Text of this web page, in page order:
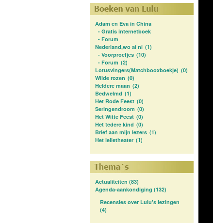
Adam en Eva in China
- Gratis internetboek
- Forum
Nederland,wo ai ni (1)
- Voorproefjes (10)
- Forum (2)
Lotusvingers(Matchbooxboekje) (0)
Wilde rozen (0)
Heldere maan (2)
Bedwelmd (1)
Het Rode Feest (0)
Seringendroom (0)
Het Witte Feest (0)
Het tedere kind (0)
Brief aan mijn lezers (1)
Het lelietheater (1)
Actualiteiten (83)
Agenda-aankondiging (132)
Recensies over Lulu's lezingen
(4)